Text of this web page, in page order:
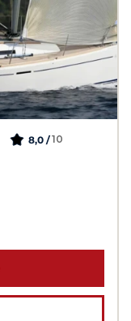
8,0 /10